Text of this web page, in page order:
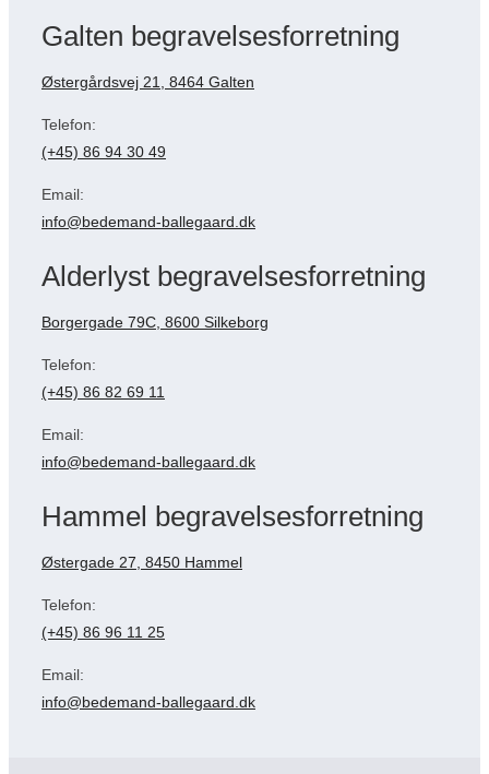
Galten begravelsesforretning
Østergårdsvej 21, 8464 Galten
Telefon:
(+45) 86 94 30 49
Email:
info@bedemand-ballegaard.dk
Alderlyst begravelsesforretning
Borgergade 79C, 8600 Silkeborg
Telefon:
(+45) 86 82 69 11
Email:
info@bedemand-ballegaard.dk
Hammel begravelsesforretning
Østergade 27, 8450 Hammel
Telefon:
(+45) 86 96 11 25
Email:
info@bedemand-ballegaard.dk